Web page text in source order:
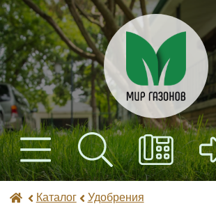
Каталог
Найти
Мир газонов
Каталог Удобрения